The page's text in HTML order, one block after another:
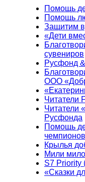
Помощь
Помощь
Защитим
«Дети
сувениров
Русфонд
ООО
Читатели
Читатели
Русфонда
Помощь
Крылья
Мили
S7 Priority
«Сказки